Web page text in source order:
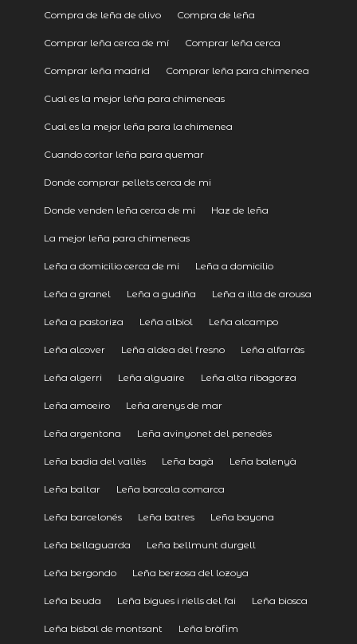
Compra de leña de olivo Compra de leña
Comprar leña cerca de mí Comprar leña cerca
Comprar leña madrid Comprar leña para chimenea
Cual es la mejor leña para chimeneas
Cual es la mejor leña para la chimenea
Cuando cortar leña para quemar
Donde comprar pellets cerca de mi
Donde venden leña cerca de mi Haz de leña
La mejor leña para chimeneas
Leña a domicilio cerca de mi Leña a domicilio
Leña a granel Leña a gudiña Leña a illa de arousa
Leña a pastoriza Leña albiol Leña alcampo
Leña alcover Leña aldea del fresno Leña alfarràs
Leña algerri Leña alguaire Leña alta ribagorza
Leña amoeiro Leña arenys de mar
Leña argentona Leña avinyonet del penedès
Leña badia del vallès Leña bagà Leña balenyà
Leña baltar Leña barcala comarca
Leña barcelonés Leña batres Leña bayona
Leña bellaguarda Leña bellmunt durgell
Leña bergondo Leña berzosa del lozoya
Leña beuda Leña bigues i riells del fai Leña biosca
Leña bisbal de montsant Leña bràfim